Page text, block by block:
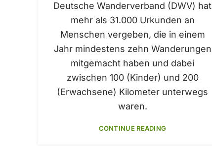
Deutsche Wanderverband (DWV) hat
mehr als 31.000 Urkunden an
Menschen vergeben, die in einem
Jahr mindestens zehn Wanderungen
mitgemacht haben und dabei
zwischen 100 (Kinder) und 200
(Erwachsene) Kilometer unterwegs
waren.
CONTINUE READING